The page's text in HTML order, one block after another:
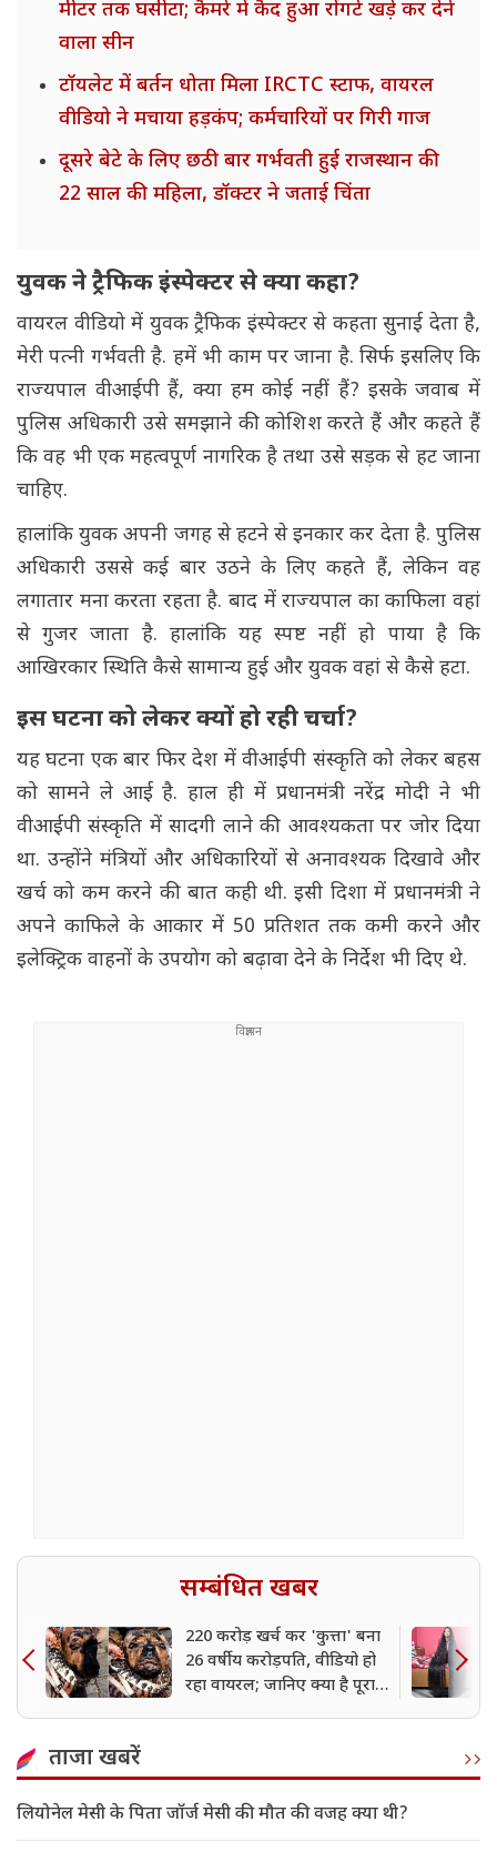
मीटर तक घसीटा; कैमरे में कैद हुआ रोंगटे खड़े कर देने
वाला सीन
टॉयलेट में बर्तन धोता मिला IRCTC स्टाफ, वायरल
वीडियो ने मचाया हड़कंप; कर्मचारियों पर गिरी गाज
दूसरे बेटे के लिए छठी बार गर्भवती हुई राजस्थान की
22 साल की महिला, डॉक्टर ने जताई चिंता
युवक ने ट्रैफिक इंस्पेक्टर से क्या कहा?
वायरल वीडियो में युवक ट्रैफिक इंस्पेक्टर से कहता सुनाई देता है,
मेरी पत्नी गर्भवती है. हमें भी काम पर जाना है. सिर्फ इसलिए कि
राज्यपाल वीआईपी हैं, क्या हम कोई नहीं हैं? इसके जवाब में
पुलिस अधिकारी उसे समझाने की कोशिश करते हैं और कहते हैं
कि वह भी एक महत्वपूर्ण नागरिक है तथा उसे सड़क से हट जाना
चाहिए.
हालांकि युवक अपनी जगह से हटने से इनकार कर देता है. पुलिस
अधिकारी उससे कई बार उठने के लिए कहते हैं, लेकिन वह
लगातार मना करता रहता है. बाद में राज्यपाल का काफिला वहां
से गुजर जाता है. हालांकि यह स्पष्ट नहीं हो पाया है कि
आखिरकार स्थिति कैसे सामान्य हुई और युवक वहां से कैसे हटा.
इस घटना को लेकर क्यों हो रही चर्चा?
यह घटना एक बार फिर देश में वीआईपी संस्कृति को लेकर बहस
को सामने ले आई है. हाल ही में प्रधानमंत्री नरेंद्र मोदी ने भी
वीआईपी संस्कृति में सादगी लाने की आवश्यकता पर जोर दिया
था. उन्होंने मंत्रियों और अधिकारियों से अनावश्यक दिखावे और
खर्च को कम करने की बात कही थी. इसी दिशा में प्रधानमंत्री ने
अपने काफिले के आकार में 50 प्रतिशत तक कमी करने और
इलेक्ट्रिक वाहनों के उपयोग को बढ़ावा देने के निर्देश भी दिए थे.
सम्बंधित खबर
220 करोड़ खर्च कर 'कुत्ता' बना
26 वर्षीय करोड़पति, वीडियो हो
रहा वायरल; जानिए क्या है पूरा
ताजा खबरें
लियोनेल मेसी के पिता जॉर्ज मेसी की मौत की वजह क्या थी?